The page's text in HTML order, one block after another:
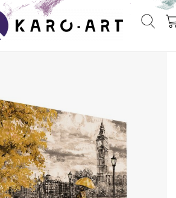
in Londen (print op canvas), zwart-